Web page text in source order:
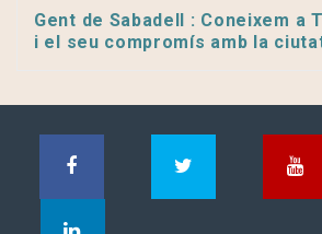
Gent de Sabadell : Coneixem a
i el seu compromís amb la